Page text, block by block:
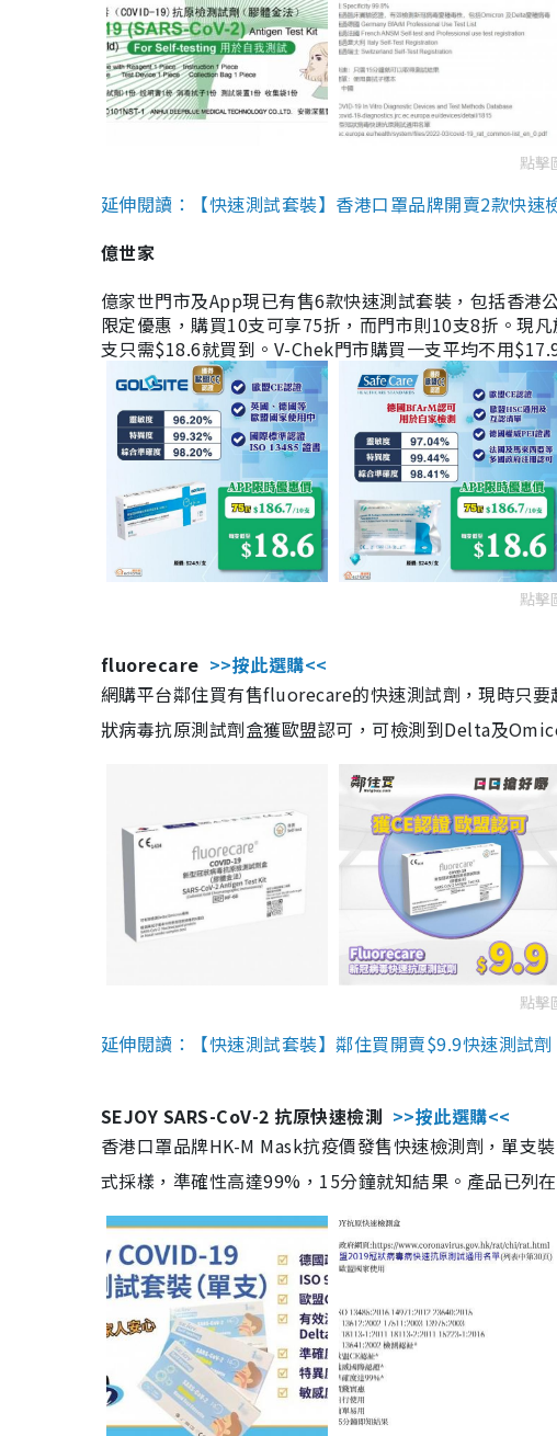
點擊
延伸閱讀：【快速測試套裝】香港口罩品牌開賣2款快
億世家
億家世門市及App現已有售6款快速測試套裝，包括香
限定優惠，購買10支可享75折，而門市則10支8折。現
支只需$18.6就買到。V-Chek門市購買一支平均不用
點擊
fluorecare >>按此選購<<
網購平台鄰住買有售fluorecare的快速測試劑，現時只
狀病毒抗原測試劑盒獲歐盟認可，可檢測到Delta及
點擊
延伸閱讀：【快速測試套裝】鄰住買開賣$9.9快速測試
SEJOY SARS-CoV-2 抗原快速檢測 >>按此選購<<
香港口罩品牌HK-M Mask抗疫價發售快速檢測劑，單支
式採樣，準確性高達99%，15分鐘就知結果。產品已列